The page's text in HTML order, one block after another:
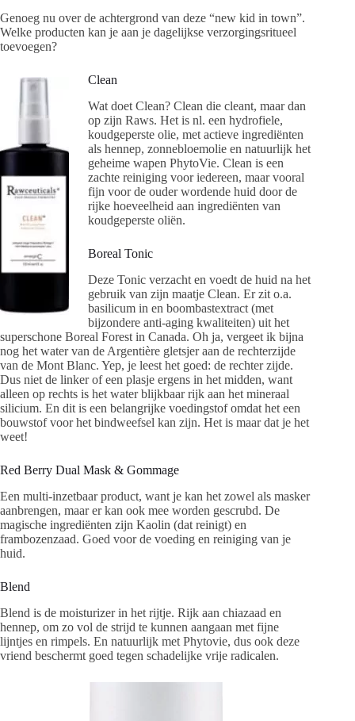
Genoeg nu over de achtergrond van deze “new kid in town”.
Welke producten kan je aan je dagelijkse verzorgingsritueel
toevoegen?
Clean
Wat doet Clean? Clean die cleant, maar dan
op zijn Raws. Het is nl. een hydrofiele,
koudgeperste olie, met actieve ingrediënten
als hennep, zonnebloemolie en natuurlijk het
geheime wapen PhytoVie. Clean is een
zachte reiniging voor iedereen, maar vooral
fijn voor de ouder wordende huid door de
rijke hoeveelheid aan ingrediënten van
koudgeperste oliën.
Boreal Tonic
Deze Tonic verzacht en voedt de huid na het
gebruik van zijn maatje Clean. Er zit o.a.
basilicum in en boombastextract (met
bijzondere anti-aging kwaliteiten) uit het
superschone Boreal Forest in Canada. Oh ja, vergeet ik bijna
nog het water van de Argentière gletsjer aan de rechterzijde
van de Mont Blanc. Yep, je leest het goed: de rechter zijde.
Dus niet de linker of een plasje ergens in het midden, want
alleen op rechts is het water blijkbaar rijk aan het mineraal
silicium. En dit is een belangrijke voedingstof omdat het een
bouwstof voor het bindweefsel kan zijn. Het is maar dat je het
weet!
Red Berry Dual Mask & Gommage
Een multi-inzetbaar product, want je kan het zowel als masker
aanbrengen, maar er kan ook mee worden gescrubd. De
magische ingrediënten zijn Kaolin (dat reinigt) en
frambozenzaad. Goed voor de voeding en reiniging van je
huid.
Blend
Blend is de moisturizer in het rijtje. Rijk aan chiazaad en
hennep, om zo vol de strijd te kunnen aangaan met fijne
lijntjes en rimpels. En natuurlijk met Phytovie, dus ook deze
vriend beschermt goed tegen schadelijke vrije radicalen.